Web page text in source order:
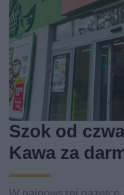
Szok od
Kawa za